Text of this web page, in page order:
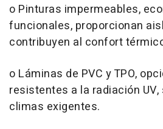
o Pinturas impermeables,
funcionales, proporcionan
contribuyen al confort
o Láminas de PVC y TPO,
resistentes a la radiación
climas exigentes.